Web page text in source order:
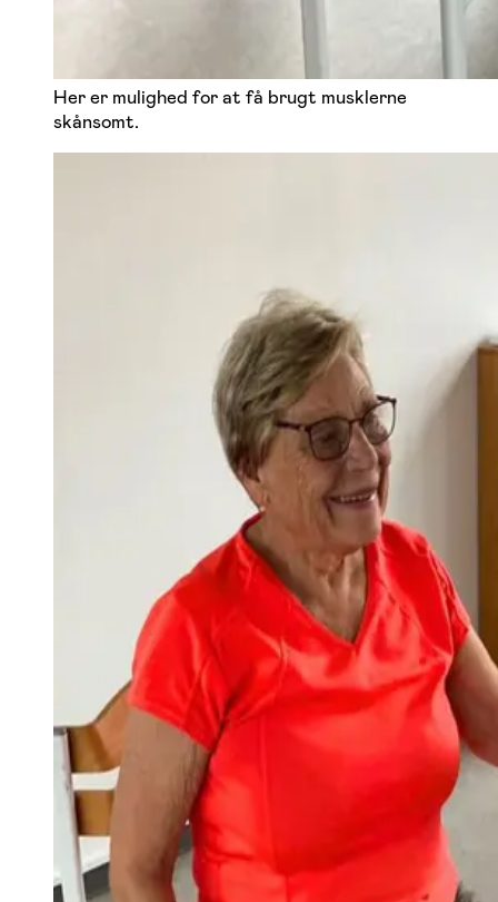
Her er mulighed for at få brugt musklerne
skånsomt.